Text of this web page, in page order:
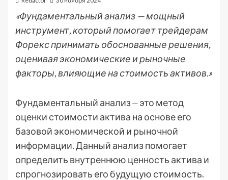
«Фундаментальный анализ — мощный
инструмент, который помогает трейдерам
Форекс принимать обоснованные решения,
оценивая экономические и рыночные
факторы, влияющие на стоимость активов.»
Фундаментальный анализ ⏤ это метод
оценки стоимости актива на основе его
базовой экономической и рыночной
информации. Данный анализ помогает
определить внутреннюю ценность актива и
спрогнозировать его будущую стоимость.